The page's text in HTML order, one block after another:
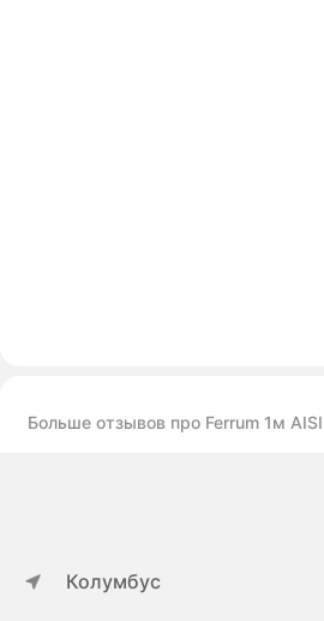
Больше отзывов про Ferrum 1м
Колумбус